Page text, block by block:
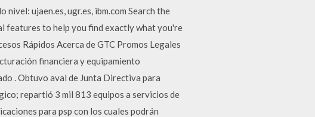
ujaen.es, ugr.es, ibm.com Search the
features to help you find exactly what you're
Rápidos Acerca de GTC Promos Legales
financiera y equipamiento
. Obtuvo aval de Junta Directiva para
repartió 3 mil 813 equipos a servicios de
para psp con los cuales podrán